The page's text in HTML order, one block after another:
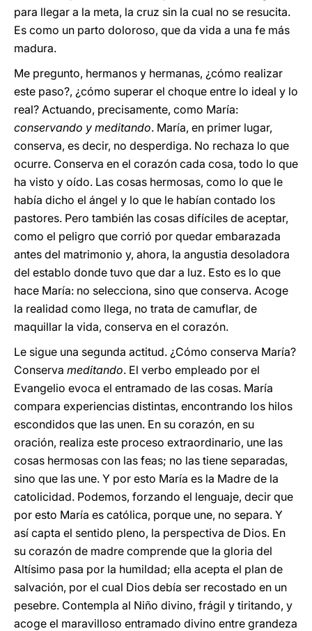
para llegar a la meta, la cruz sin la cual no se resucita.
Es como un parto doloroso, que da vida a una fe más
madura.
Me pregunto, hermanos y hermanas, ¿cómo realizar
este paso?, ¿cómo superar el choque entre lo ideal y lo
real? Actuando, precisamente, como María:
conservando y meditando. María, en primer lugar,
conserva, es decir, no desperdiga. No rechaza lo que
ocurre. Conserva en el corazón cada cosa, todo lo que
ha visto y oído. Las cosas hermosas, como lo que le
había dicho el ángel y lo que le habían contado los
pastores. Pero también las cosas difíciles de aceptar,
como el peligro que corrió por quedar embarazada
antes del matrimonio y, ahora, la angustia desoladora
del establo donde tuvo que dar a luz. Esto es lo que
hace María: no selecciona, sino que conserva. Acoge
la realidad como llega, no trata de camuflar, de
maquillar la vida, conserva en el corazón.
Le sigue una segunda actitud. ¿Cómo conserva María?
Conserva meditando. El verbo empleado por el
Evangelio evoca el entramado de las cosas. María
compara experiencias distintas, encontrando los hilos
escondidos que las unen. En su corazón, en su
oración, realiza este proceso extraordinario, une las
cosas hermosas con las feas; no las tiene separadas,
sino que las une. Y por esto María es la Madre de la
catolicidad. Podemos, forzando el lenguaje, decir que
por esto María es católica, porque une, no separa. Y
así capta el sentido pleno, la perspectiva de Dios. En
su corazón de madre comprende que la gloria del
Altísimo pasa por la humildad; ella acepta el plan de
salvación, por el cual Dios debía ser recostado en un
pesebre. Contempla al Niño divino, frágil y tiritando, y
acoge el maravilloso entramado divino entre grandeza